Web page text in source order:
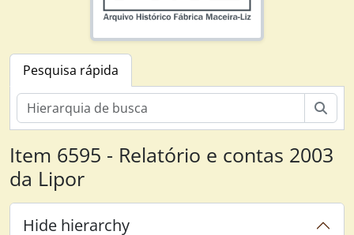
Pesquisa rápida
Item 6595 - Relatório e contas 2003
da Lipor
Hide hierarchy